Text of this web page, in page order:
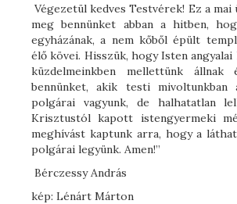
Végezetül kedves Testvérek! Ez a
meg bennünket abban a hitben,
egyházának, a nem kőből épült
élő kövei. Hisszük, hogy Isten
küzdelmeinkben mellettünk állnak
bennünket, akik testi
polgárai vagyunk, de halhatatlan
Krisztustól kapott istengyermeki
meghívást kaptunk arra, hogy a
polgárai legyünk. Amen!”
Bérczessy András
kép: Lénárt Márton